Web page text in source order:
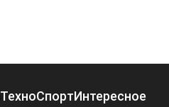
ТехноСпортИнтересное